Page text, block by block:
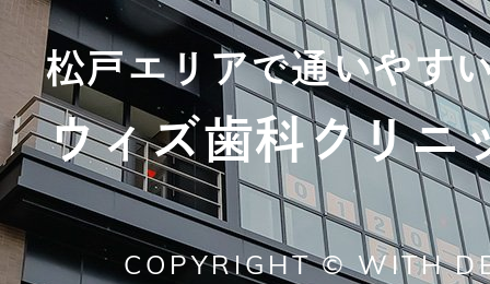
松戸エリアで通いやす
ウィズ歯科クリニ
COPYRIGHT © WITH